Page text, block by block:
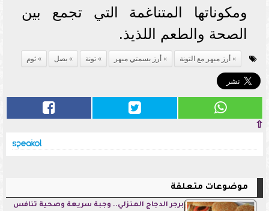
ومكوناتها المتناغمة التي تجمع بين
الصحة والطعم اللذيذ.
أرز مبهر مع التونة أرز بسمتي مبهر تونة بصل ثوم
⇧
موضوعات متعلقة
برجر الدجاج المنزلي.. وجبة سريعة وصحية تنافس